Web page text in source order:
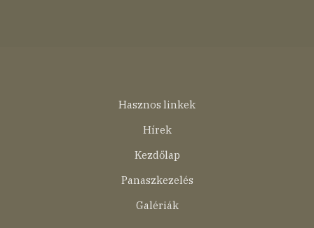
Hasznos linkek
Hírek
Kezdőlap
Panaszkezelés
Galériák